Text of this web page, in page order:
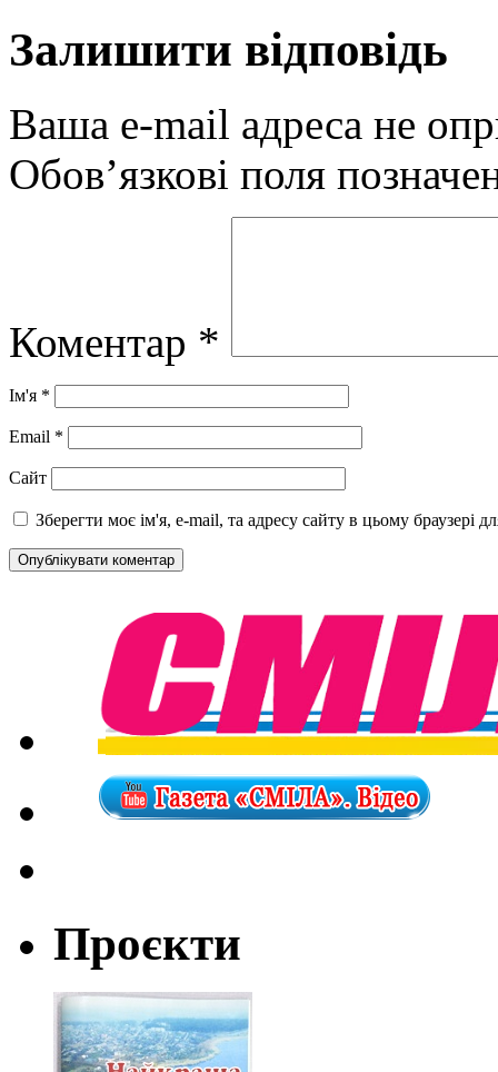
Залишити відповідь
Ваша e-mail адреса не
Обов’язкові поля
Коментар *
Ім'я *
Email *
Сайт
Зберегти моє ім'я, e-mail, та адресу сайту в цьому браузері
Проєкти